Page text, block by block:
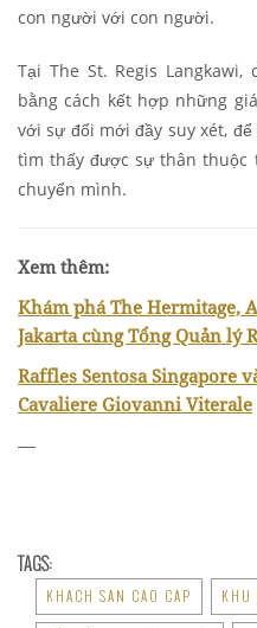
con người với con người.
Tại The St. Regis
bằng cách kết hợp những
với sự đổi mới đầy suy xét,
tìm thấy được sự thân
chuyển mình.
Xem thêm:
Khám phá The Hermitage,
Jakarta cùng Tổng Quản lý
Raffles Sentosa Singapore
Cavaliere Giovanni Viterale
—
TAGS:
KHACH SAN CAO CAP KHU